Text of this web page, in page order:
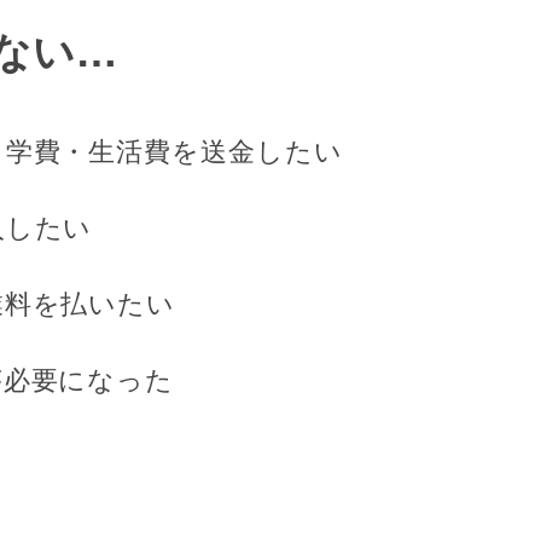
い…
費・生活費を送金したい
たい
を払いたい
要になった